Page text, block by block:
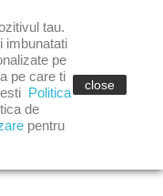
tau.
imbunatati
pe
pe care ti
Politica
de
pentru
close